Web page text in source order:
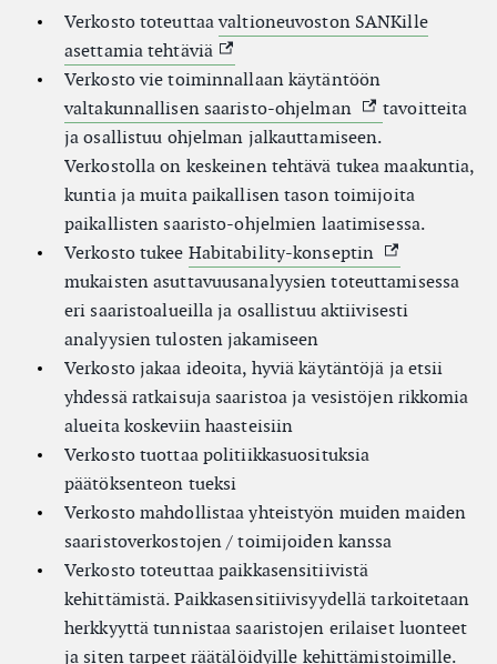
Verkosto toteuttaavaltioneuvoston SANKille
asettamia tehtäviä (Ulkoinen linkki)
Verkosto vie toiminnallaan käytäntöön
valtakunnallisen saaristo-ohjelman (Ulkoinen linkki)
tavoitteita
ja osallistuu ohjelman jalkauttamiseen.
Verkostolla on keskeinen tehtävä tukea maakuntia,
kuntia ja muita paikallisen tason toimijoita
paikallisten saaristo-ohjelmien laatimisessa.
Verkosto tukee Habitability-konseptin (Ulkoinen
mukaisten asuttavuusanalyysien toteuttamisessa
eri saaristoalueilla ja osallistuu aktiivisesti
analyysien tulosten jakamiseen
Verkosto jakaa ideoita, hyviä käytäntöjä ja etsii
yhdessä ratkaisuja saaristoa ja vesistöjen rikkomia
alueita koskeviin haasteisiin
Verkosto tuottaa politiikkasuosituksia
päätöksenteon tueksi
Verkosto mahdollistaa yhteistyön muiden maiden
saaristoverkostojen / toimijoiden kanssa
Verkosto toteuttaa paikkasensitiivistä
kehittämistä. Paikkasensitiivisyydellä tarkoitetaan
herkkyyttä tunnistaa saaristojen erilaiset luonteet
ja siten tarpeet räätälöidyille kehittämistoimille.